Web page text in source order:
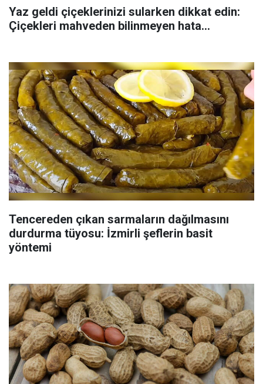
Yaz geldi çiçeklerinizi sularken dikkat edin:
Çiçekleri mahveden bilinmeyen hata...
Tencereden çıkan sarmaların dağılmasını
durdurma tüyosu: İzmirli şeflerin basit
yöntemi